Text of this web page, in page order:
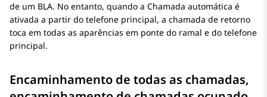
de um BLA. No entanto, quando a Chamada automática é
ativada a partir do telefone principal, a chamada de retorno
toca em todas as aparências em ponte do ramal e do telefone
principal.
Encaminhamento de todas as chamadas,